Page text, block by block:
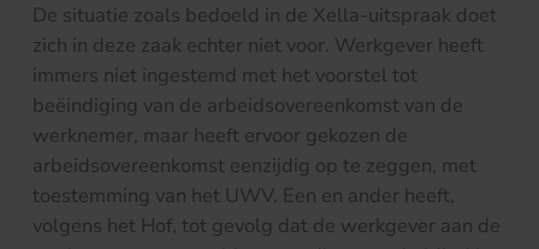
De situatie zoals bedoeld in de Xella-uitspraak doet
zich in deze zaak echter niet voor. Werkgever heeft
immers niet ingestemd met het voorstel tot
beëindiging van de arbeidsovereenkomst van de
werknemer, maar heeft ervoor gekozen de
arbeidsovereenkomst eenzijdig op te zeggen, met
toestemming van het UWV. Een en ander heeft,
volgens het Hof, tot gevolg dat de werkgever aan de